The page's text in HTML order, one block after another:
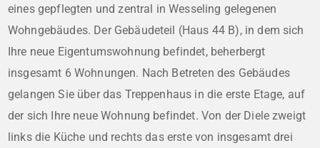
eines gepflegten und zentral in Wesseling gelegenen
Wohngebäudes. Der Gebäudeteil (Haus 44 B), in dem sich
Ihre neue Eigentumswohnung befindet, beherbergt
insgesamt 6 Wohnungen. Nach Betreten des Gebäudes
gelangen Sie über das Treppenhaus in die erste Etage, auf
der sich Ihre neue Wohnung befindet. Von der Diele zweigt
links die Küche und rechts das erste von insgesamt drei